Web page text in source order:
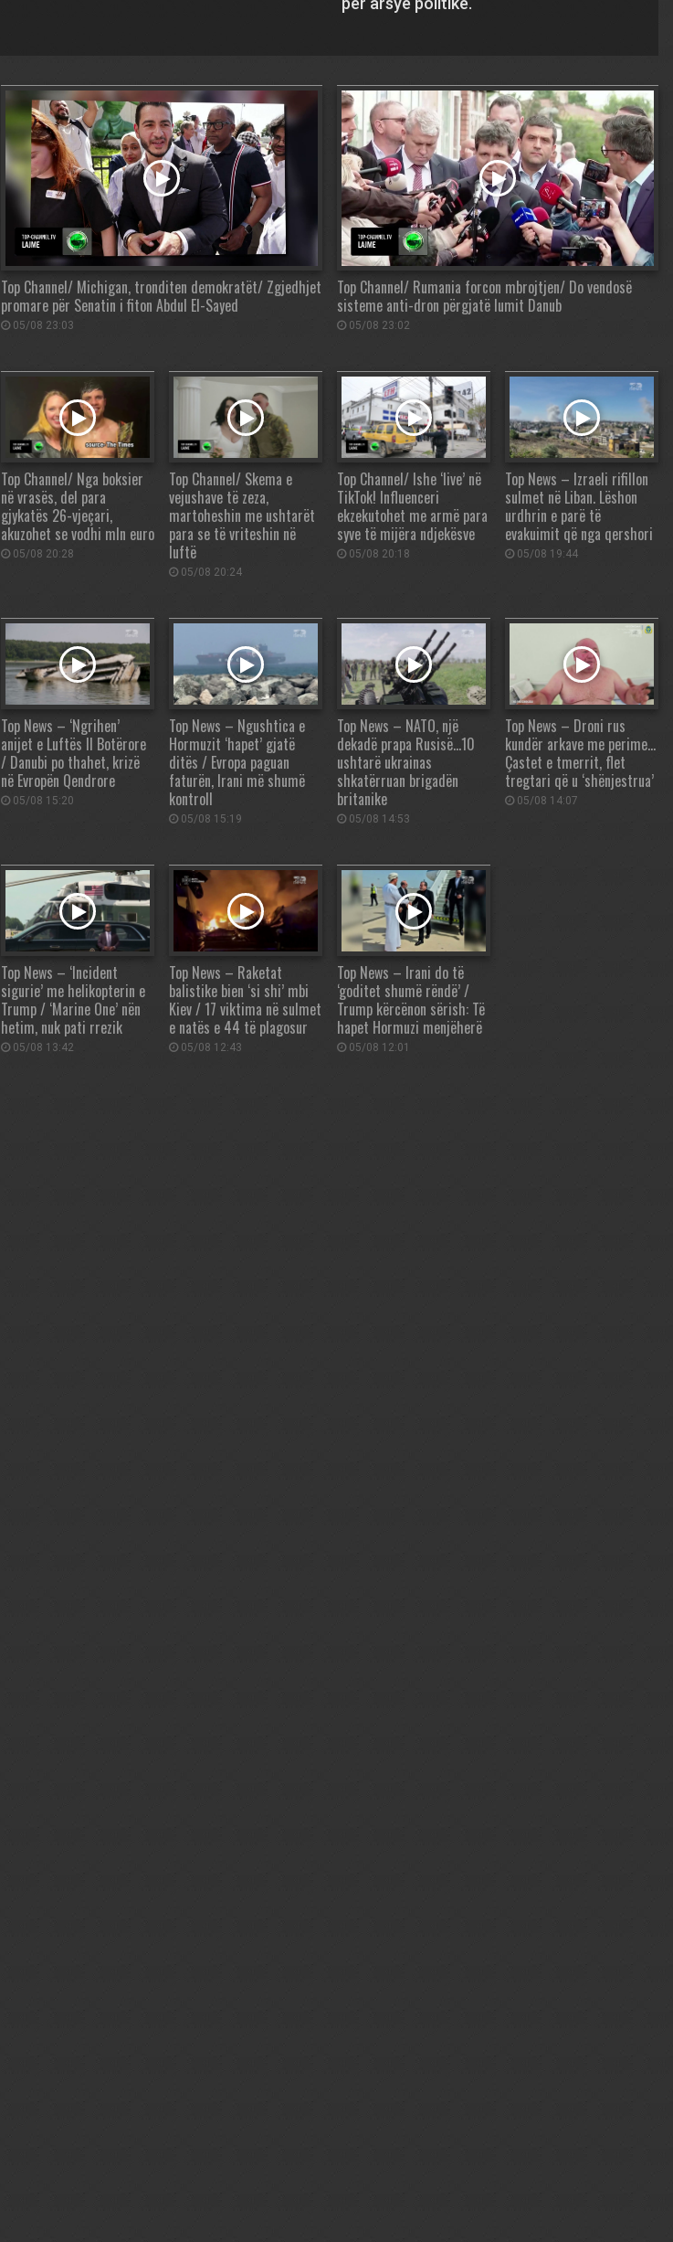
Top Channel/ Michigan, tronditen demokratët/ Zgjedhjet
promare për Senatin i fiton Abdul El-Sayed
05/08 23:03
Top Channel/ Rumania forcon mbrojtjen/ Do vendosë
sisteme anti-dron përgjatë lumit Danub
05/08 23:02
Top Channel/ Nga boksier
në vrasës, del para
gjykatës 26-vjeçari,
akuzohet se vodhi mln euro
05/08 20:28
Top Channel/ Skema e
vejushave të zeza,
martoheshin me ushtarët
para se të vriteshin në
luftë
05/08 20:24
Top Channel/ Ishe ‘live’ në
TikTok! Influenceri
ekzekutohet me armë para
syve të mijëra ndjekësve
05/08 20:18
Top News – Izraeli rifillon
sulmet në Liban. Lëshon
urdhrin e parë të
evakuimit që nga qershori
05/08 19:44
Top News – ‘Ngrihen’
anijet e Luftës II Botërore
/ Danubi po thahet, krizë
në Evropën Qendrore
05/08 15:20
Top News – Ngushtica e
Hormuzit ‘hapet’ gjatë
ditës / Evropa paguan
faturën, Irani më shumë
kontroll
05/08 15:19
Top News – NATO, një
dekadë prapa Rusisë…10
ushtarë ukrainas
shkatërruan brigadën
britanike
05/08 14:53
Top News – Droni rus
kundër arkave me perime…
Çastet e tmerrit, flet
tregtari që u ‘shënjestrua’
05/08 14:07
Top News – ‘Incident
sigurie’ me helikopterin e
Trump / ‘Marine One’ nën
hetim, nuk pati rrezik
05/08 13:42
Top News – Raketat
balistike bien ‘si shi’ mbi
Kiev / 17 viktima në sulmet
e natës e 44 të plagosur
05/08 12:43
Top News – Irani do të
‘goditet shumë rëndë’ /
Trump kërcënon sërish: Të
hapet Hormuzi menjëherë
05/08 12:01